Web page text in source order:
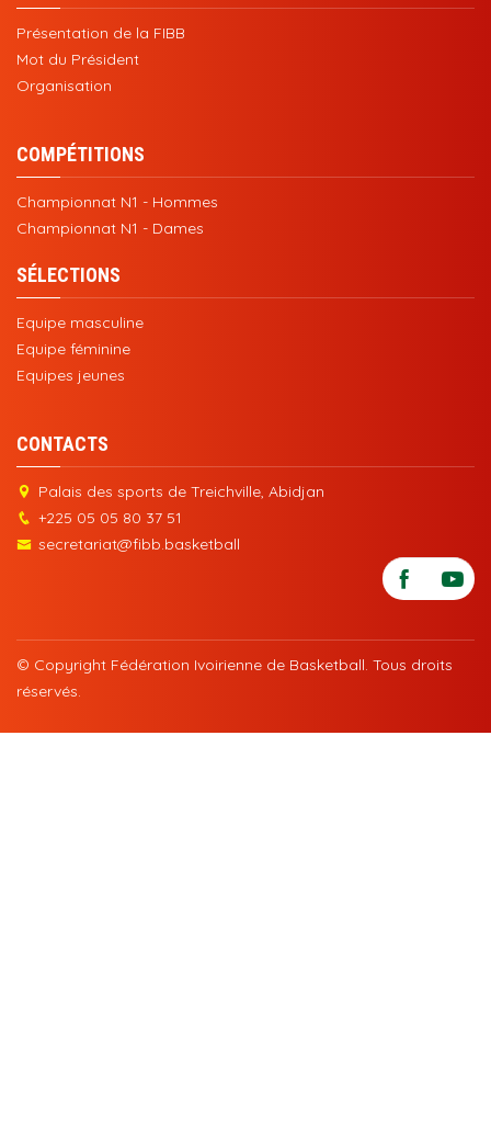
Présentation de la FIBB
Mot du Président
Organisation
COMPÉTITIONS
Championnat N1 - Hommes
Championnat N1 - Dames
SÉLECTIONS
Equipe masculine
Equipe féminine
Equipes jeunes
CONTACTS
Palais des sports de Treichville, Abidjan
+225 05 05 80 37 51
secretariat@fibb.basketball
© Copyright Fédération Ivoirienne de Basketball. Tous droits
réservés.